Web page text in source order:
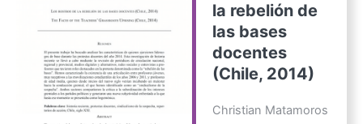
la rebelión de
las bases
docentes
(Chile, 2014)
Christian Matamoros